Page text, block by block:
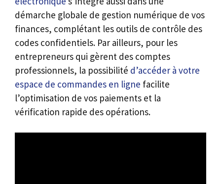
démarche globale de gestion numérique de vos
finances, complétant les outils de contrôle des
codes confidentiels. Par ailleurs, pour les
entrepreneurs qui gèrent des comptes
professionnels, la possibilité d’accéder à votre
espace de commandes en ligne facilite
l’optimisation de vos paiements et la
vérification rapide des opérations.